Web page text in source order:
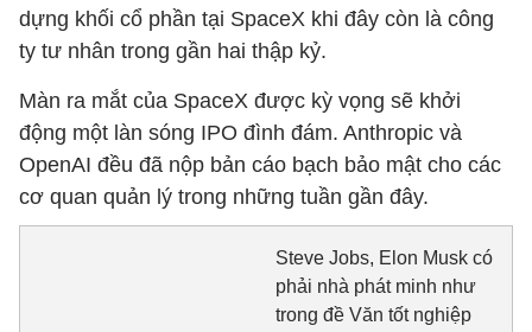
dựng khối cổ phần tại SpaceX khi đây còn là công
ty tư nhân trong gần hai thập kỷ.
Màn ra mắt của SpaceX được kỳ vọng sẽ khởi
động một làn sóng IPO đình đám. Anthropic và
OpenAI đều đã nộp bản cáo bạch bảo mật cho các
cơ quan quản lý trong những tuần gần đây.
Steve Jobs, Elon Musk có
phải nhà phát minh như
trong đề Văn tốt nghiệp